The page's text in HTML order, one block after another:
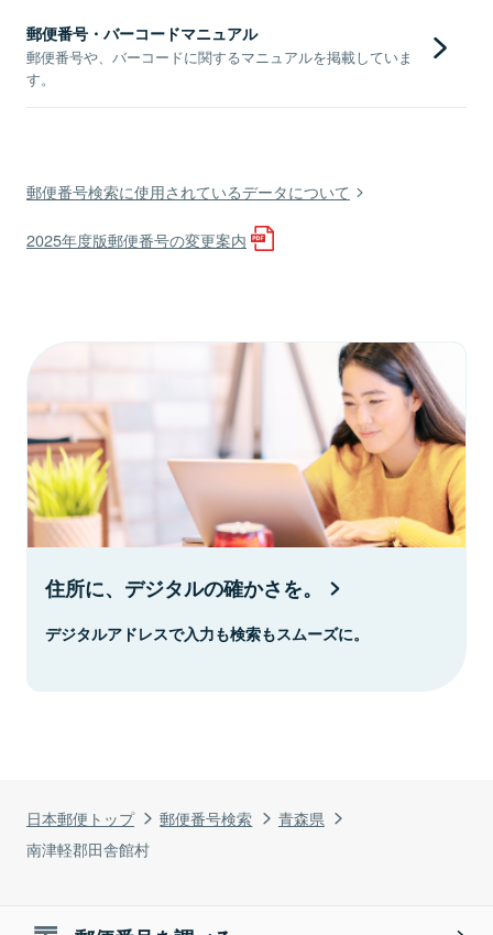
日本郵便トップ 郵便番号検索
青森県
南津軽郡田舎館村
郵便番号・バーコードマニュアル
郵便番号や、バーコードに関するマニュアルを掲載していま
す。
郵便番号検索に使用されているデータについて
2025年度版郵便番号の変更案内
住所に、デジタルの確かさを。
デジタルアドレスで入力も検索もスムーズに。